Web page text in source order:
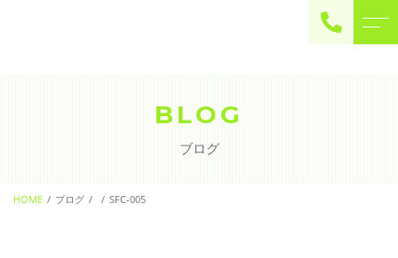
BLOG
ブログ
HOME ブログ SFC-005